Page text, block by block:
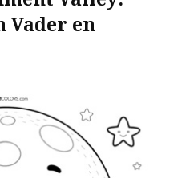
Vader en